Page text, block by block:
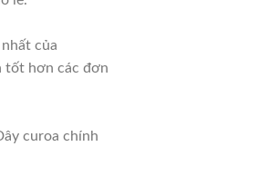
của
tốt hơn các đơn
curoa chính